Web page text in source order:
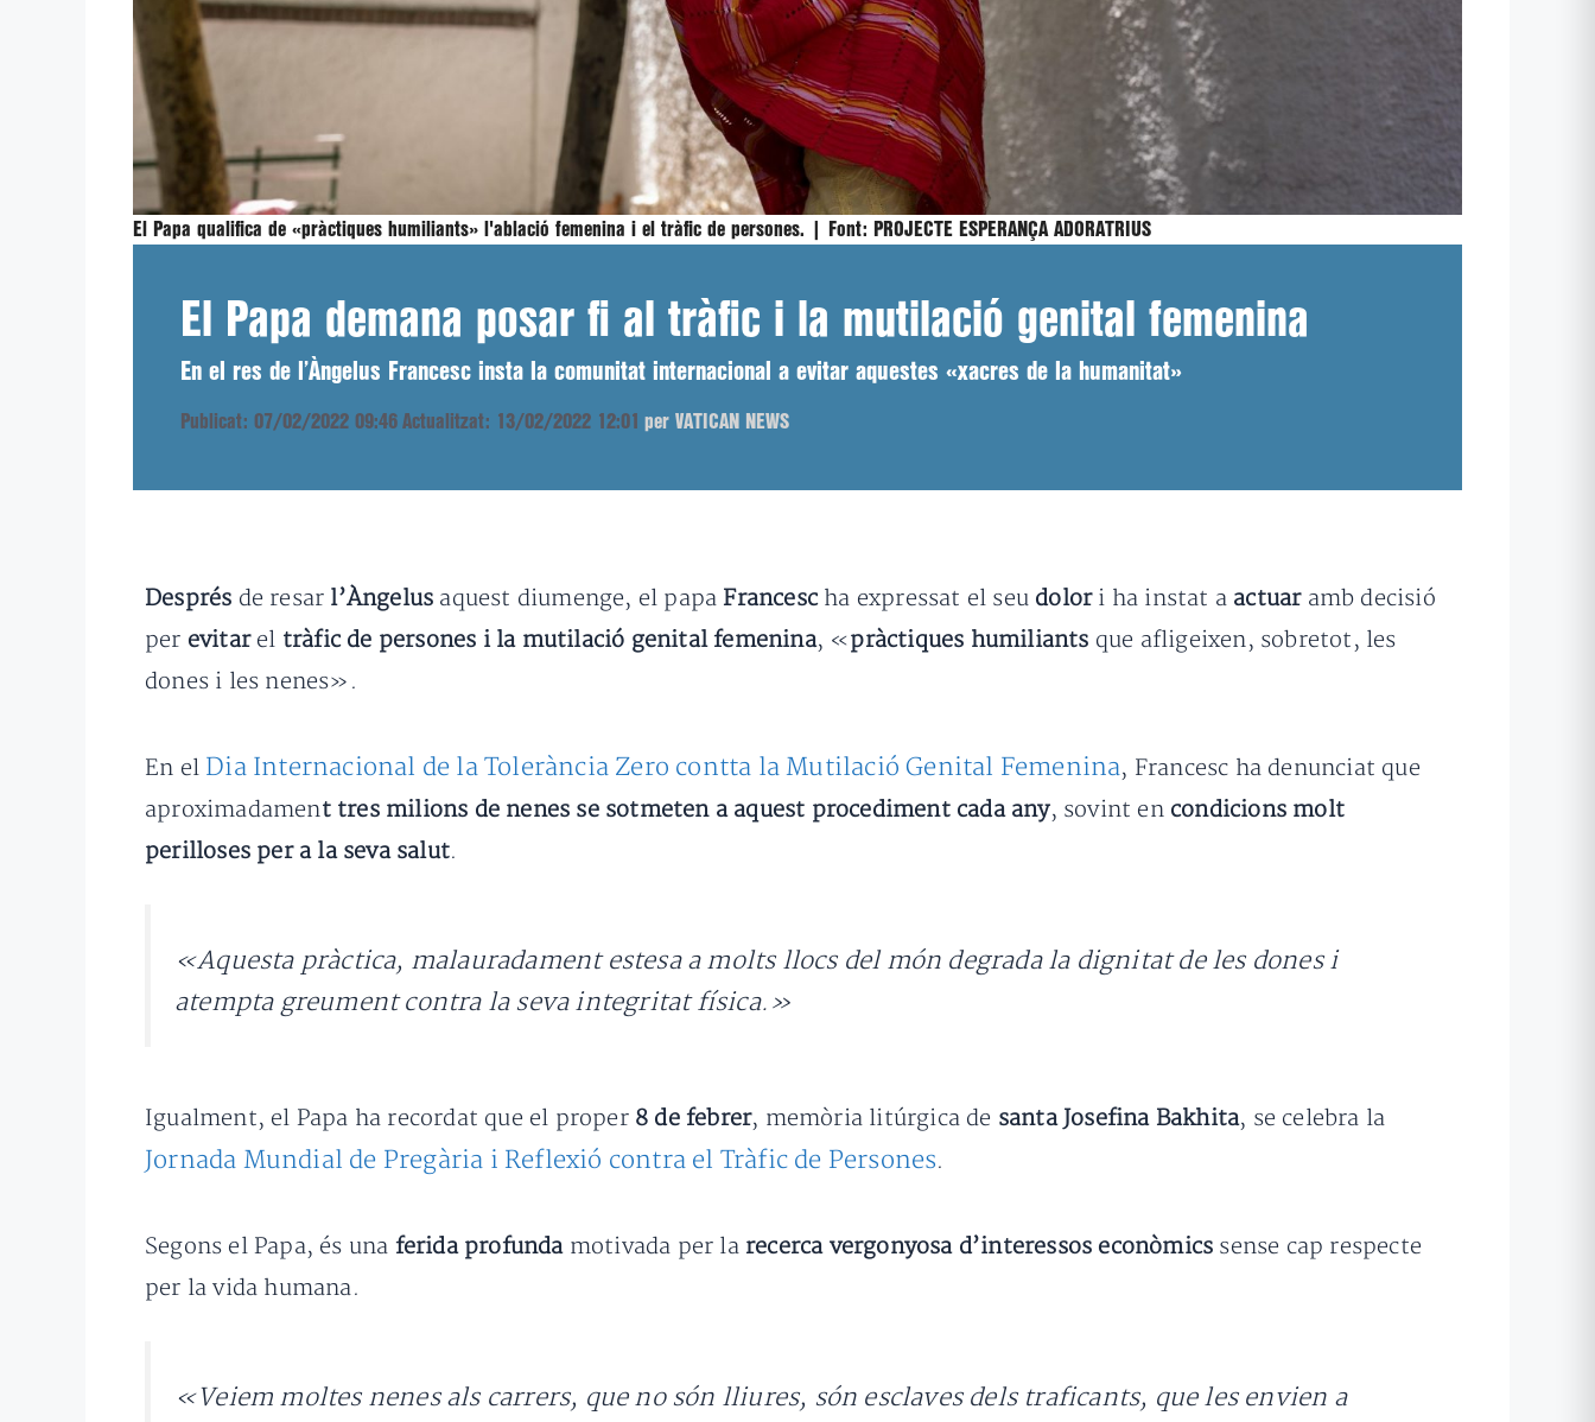
El Papa qualifica de «pràctiques humiliants» l'ablació femenina i el tràfic de persones. | Font: PROJECTE ESPERANÇA ADORATRIUS
El Papa demana posar fi al tràfic i la mutilació genital femenina
En el res de l’Àngelus Francesc insta la comunitat internacional a evitar aquestes «xacres de la humanitat»
Publicat: 07/02/2022 09:46 Actualitzat: 13/02/2022 12:01 per VATICAN NEWS
Després de resar l’Àngelus aquest diumenge, el papa Francesc ha expressat el seu dolor i ha instat a actuar amb decisió
per evitar el tràfic de persones i la mutilació genital femenina, «pràctiques humiliants que afligeixen, sobretot, les
dones i les nenes».
En el Dia Internacional de la Tolerància Zero contta la Mutilació Genital Femenina, Francesc ha denunciat que
aproximadament tres milions de nenes se sotmeten a aquest procediment cada any, sovint en condicions molt
perilloses per a la seva salut.
«Aquesta pràctica, malauradament estesa a molts llocs del món degrada la dignitat de les dones i
atempta greument contra la seva integritat física.»
Igualment, el Papa ha recordat que el proper 8 de febrer, memòria litúrgica de santa Josefina Bakhita, se celebra la
Jornada Mundial de Pregària i Reflexió contra el Tràfic de Persones.
Segons el Papa, és una ferida profundamotivada per larecerca vergonyosa d’interessos econòmics sense cap respecte
per la vida humana.
«Veiem moltes nenes als carrers, que no són lliures, són esclaves dels traficants, que les envien a